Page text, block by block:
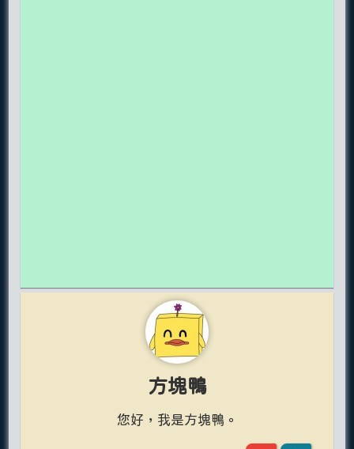
方塊鴨
您好，我是方塊鴨。